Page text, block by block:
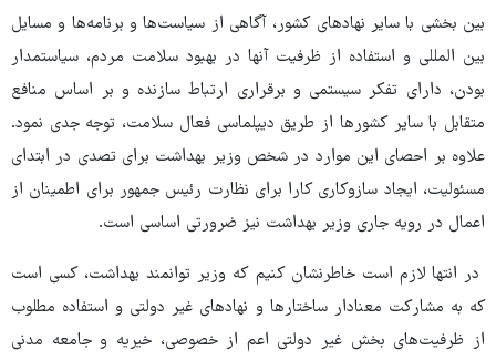
بین بخشی با سایر نهادهای کشور، آگاهی از سیاست‌ها و برنامه‌ها و مسایل
بین المللی و استفاده از ظرفیت آنها در بهبود سلامت مردم، سیاستمدار
بودن، دارای تفکر سیستمی و برقراری ارتباط سازنده و بر اساس منافع
متقابل با سایر کشورها از طریق دیپلماسی فعال سلامت، توجه جدی نمود.
علاوه بر احصای این موارد در شخص وزیر بهداشت برای تصدی در ابتدای
مسئولیت، ایجاد سازوکاری کارا برای نظارت رئیس جمهور برای اطمینان از
اعمال در رویه جاری وزیر بهداشت نیز ضرورتی اساسی است.
در انتها لازم است خاطرنشان کنیم که وزیر توانمند بهداشت، کسی است
که به مشارکت معنادار ساختارها و نهادهای غیر دولتی و استفاده مطلوب
از ظرفیت‌های بخش غیر دولتی اعم از خصوصی، خیریه و جامعه مدنی